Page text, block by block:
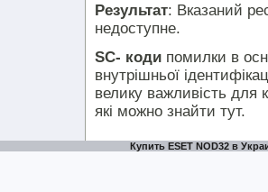
Результат: Вказаний
недоступне.
SC- коди помилки в
внутрішньої
велику важливість для
які можно знайти тут.
Купить ESET NOD32 в